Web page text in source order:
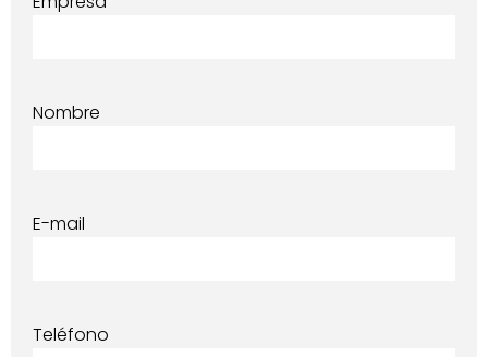
Nombre
E-mail
Teléfono